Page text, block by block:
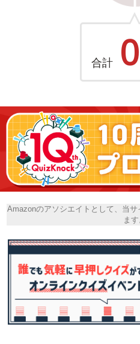
合計 0
Amazonのアソシエイトとして、当
ます